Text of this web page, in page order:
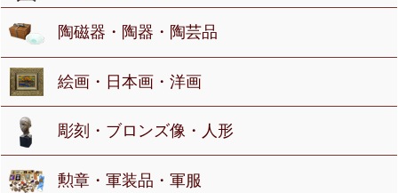
陶磁器・陶器・陶芸品
絵画・日本画・洋画
彫刻・ブロンズ像・人形
勲章・軍装品・軍服